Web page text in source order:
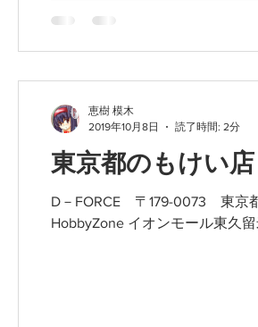
東京都のもけい店
D－FORCE 〒179-0073 東京都練馬区田柄2-30-8 03-5998-8070 若葉模
HobbyZone イオンモール東
恵樹 模木
2019年10月8日
読了時間: 2分